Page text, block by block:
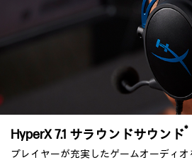
HyperX 7.1 サラウンドサウンド*
プレイヤーが充実したゲームオーディ